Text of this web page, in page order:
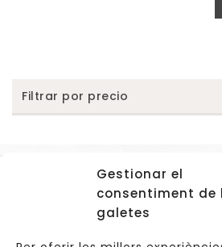
Gestionar el
consentiment de
galetes
Filtrar por precio